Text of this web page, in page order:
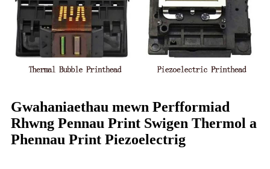
Gwahaniaethau mewn Perfformiad
Rhwng Pennau Print Swigen Thermol a
Phennau Print Piezoelectrig